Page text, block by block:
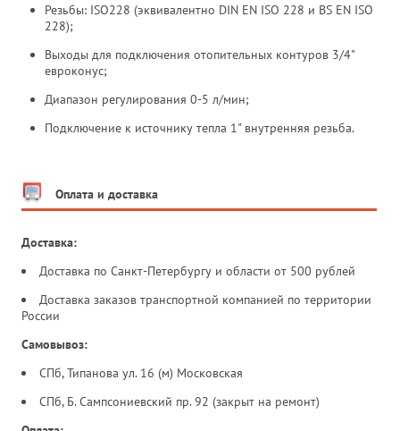
Резьбы: ISO228 (эквивалентно DIN EN ISO 228 и BS EN ISO
228);
Выходы для подключения отопительных контуров 3/4"
евроконус;
Диапазон регулирования 0-5 л/мин;
Подключение к источнику тепла 1" внутренняя резьба.
Оплата и доставка
Доставка:
Доставка по Санкт-Петербургу и области от 500 рублей
Доставка заказов транспортной компанией по территории
России
Самовывоз:
СПб, Типанова ул. 16 (м) Московская
СПб, Б. Сампсониевский пр. 92 (закрыт на ремонт)